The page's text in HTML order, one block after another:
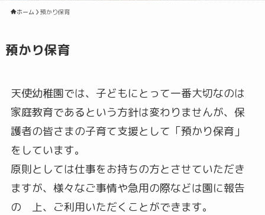
ホーム 預かり保育
預かり保育
天使幼稚園では、子どもにとって一番大切なのは
家庭教育であるという方針は変わりませんが、保
護者の皆さまの子育て支援として「預かり保育」
をしています。
原則としては仕事をお持ちの方とさせていただき
ますが、様々なご事情や急用の際などは園に報告
の 上、ご利用いただくことができます。